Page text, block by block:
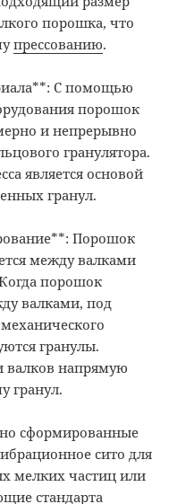
порошка, что
прессованию.
С помощью
порошок
и непрерывно
гранулятора.
является основой
гранул.
Порошок
между валками
порошок
валками, под
гранулы.
валков напрямую
гранул.
сформированные
сито для
мелких частиц или
стандарта